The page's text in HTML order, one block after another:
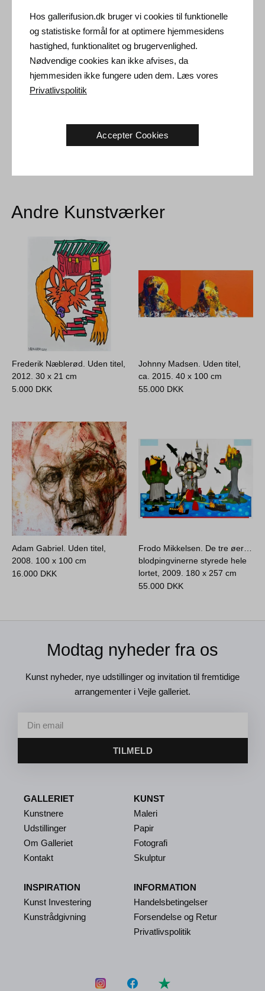
Forsendelse og Retur
Leveringstid: 3-5 hverdage inden for Danmark.
Forsendelse: Salgsprisen er inklusiv levering. Læs
handelsbetingelser
Returret: 14 dage efter modtagelse. Læsforsendelse og retur
Andre Kunstværker
Frederik Næblerød. Uden titel,
2012.30 x 21 cm
5.000 DKK
Johnny Madsen. Uden titel,
ca. 2015.40 x 100 cm
55.000 DKK
Adam Gabriel. Uden titel,
2008. 100 x 100 cm
16.000 DKK
Frodo Mikkelsen. De tre øer…
blodpingvinerne styrede hele
lortet, 2009. 180 x 257 cm
55.000 DKK
Modtag nyheder fra os
Kunst nyheder, nye udstillinger og invitation til fremtidige
arrangementer i Vejle galleriet.
TILMELD
GALLERIET
Kunstnere
Udstillinger
Om Galleriet
Kontakt
INSPIRATION
Kunst Investering
Kunstrådgivning
KUNST
Maleri
Papir
Fotografi
Skulptur
INFORMATION
Handelsbetingelser
Forsendelse og Retur
Privatlivspolitik
Hos gallerifusion.dk bruger vi cookies til funktionelle
og statistiske formål for at optimere hjemmesidens
hastighed, funktionalitet og brugervenlighed.
Nødvendige cookies kan ikke afvises, da
hjemmesiden ikke fungere uden dem. Læs vores
Privatlivspolitik
Accepter Cookies